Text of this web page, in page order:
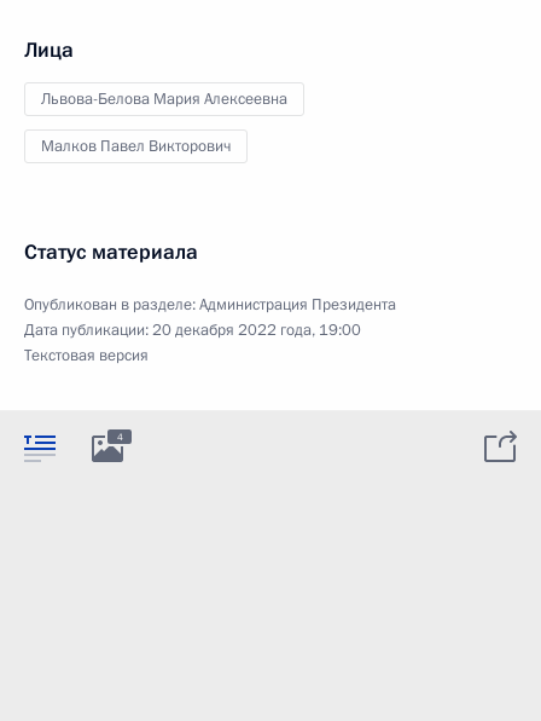
Лица
Львова-Белова Мария Алексеевна
Малков Павел Викторович
Статус материала
Опубликован в разделе:Администрация Президента
Дата публикации:20 декабря 2022 года, 19:00
Текстовая версия
4